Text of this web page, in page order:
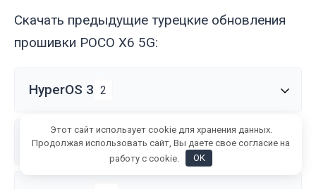
Скачать предыдущие турецкие обновления
прошивки POCO X6 5G:
HyperOS 3 2
HyperOS 2 22
Этот сайт использует cookie для хранения данных.
Продолжая использовать сайт, Вы даете свое согласие на
работу с cookie.
OK